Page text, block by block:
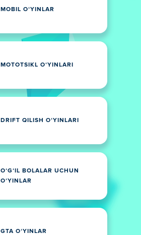
MOBIL OʻYINLAR
MOTOTSIKL OʻYINLARI
DRIFT QILISH OʻYINLARI
OʻGʻIL BOLALAR UCHUN
OʻYINLAR
GTA OʻYINLAR